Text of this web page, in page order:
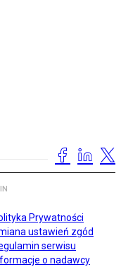
Prywatności
ustawień zgód
serwisu
o nadawcy